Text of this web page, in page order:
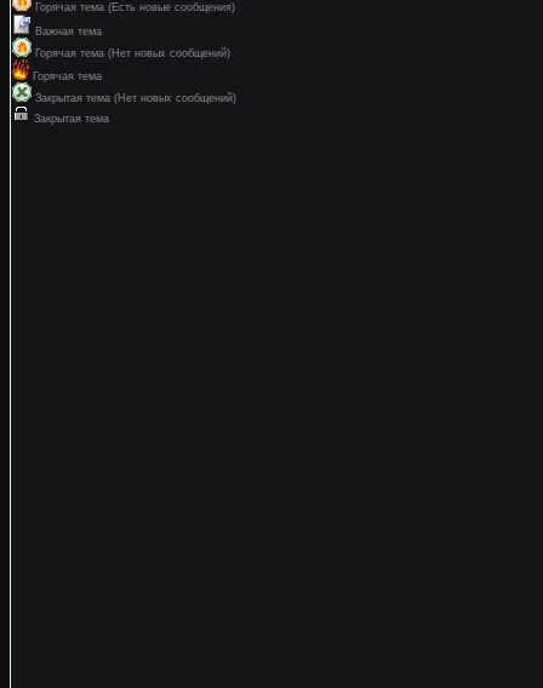
Горячая тема (Есть новые сообщения)
Важная тема
Горячая тема (Нет новых сообщений)
Горячая тема
Закрытая тема (Нет новых сообщений)
Закрытая тема